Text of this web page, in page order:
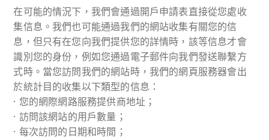
在可能的情況下，我們會通過開戶申請表直接從您處收
集信息。我們也可能通過我們的網站收集有關您的信
息，但只有在您向我們提供您的詳情時，該等信息才會
識別您的身份，例如您通過電子郵件向我們發送聯繫方
式時。當您訪問我們的網站時，我們的網頁服務器會出
於統計目的收集以下類型的信息：
· 您的網際網路服務提供商地址；
· 訪問該網站的用戶數量；
· 每次訪問的日期和時間；